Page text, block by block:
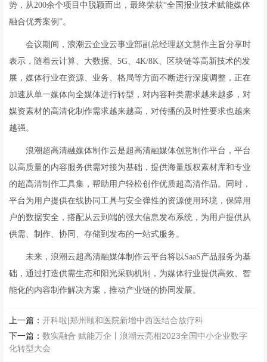
势，从200余个项目中脱颖而出，最终荣获“全国报业技术赋能媒体
融合优秀案例”。
会议期间，浪潮云企业云事业部副总经理赵文慧作主旨分享时
表示，随着云计算、大数据、5G、4K/8K、区块链等高新技术的发
展，媒体行业在资源、业务、格局等方面不断进行深度调整，正在
加速从单一媒体向全媒体进行转型，对内容种类需求越来越多，对
媒资素材的高清化制作需求越来越高，对传播的及时性要求也越来
越强。
浪潮超高清融媒体制作云是超高清融媒体创意制作平台，平台
以高质量的内容服务供需对接为基础，提供海量版权素材库和专业
的超高清制作工具集，帮助用户轻松创作优质超高清作品。同时，
平台为用户提供在线协同工具与安全弹性的资源使用环境，保障用
户的数据安全，搭配从云到端的强大信息发布系统，为用户提供从
供需、制作、协同、存储到发布的一站式服务。
未来，浪潮云超高清融媒体制作云平台将以SaaS产品服务为基
础，通过打造供需生态和阳光采购机制，为媒体行业提供高效、智
能化的内容制作解决方案，推动产业链的协同发展。
上一篇：开科啦|郑州颐和医院新增中西医结合放疗科
下一篇：数实融合 赋能万企丨浪潮云亮相2023全国中小企业数字
化转型大会